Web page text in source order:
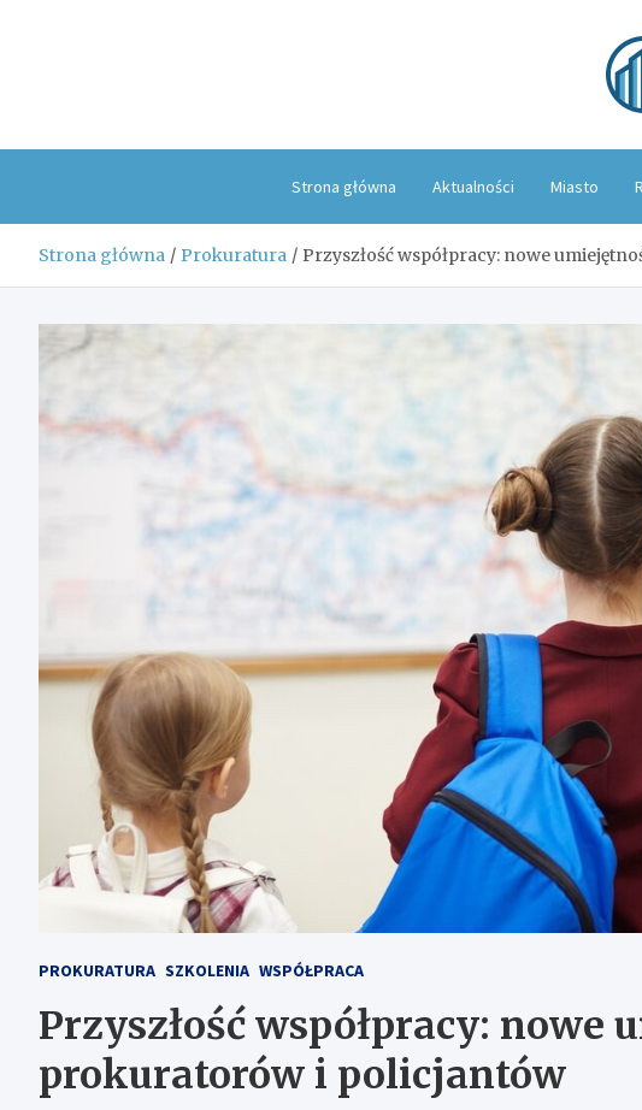
Strona główna Aktualności Miasto
Strona główna Prokuratura Przyszłość współpracy: nowe
PROKURATURA SZKOLENIA WSPÓŁPRACA
Przyszłość współpracy: nowe
prokuratorów i policjantów